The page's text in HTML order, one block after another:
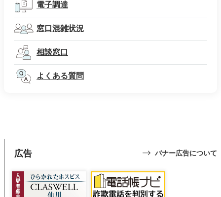
電子調達
窓口混雑状況
相談窓口
よくある質問
広告 バナー広告について